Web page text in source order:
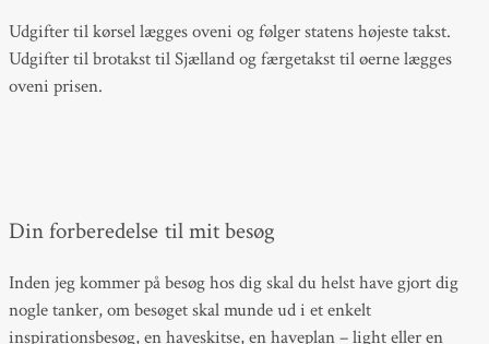
Udgifter til kørsel lægges oveni og følger statens højeste takst.
Udgifter til brotakst til Sjælland og færgetakst til øerne lægges
oveni prisen.
Din forberedelse til mit besøg
Inden jeg kommer på besøg hos dig skal du helst have gjort dig
nogle tanker, om besøget skal munde ud i et enkelt
inspirationsbesøg, en haveskitse, en haveplan – light eller en